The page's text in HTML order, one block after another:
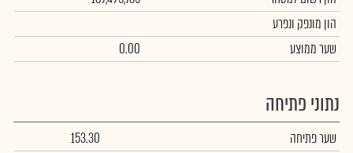
הון מונפק ונפרע
שער ממוצע
0.00
נתוני פתיחה
שער פתיחה
153.30